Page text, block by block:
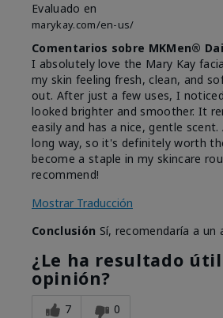
Evaluado en
marykay.com/en-us/
Comentarios sobre MKMen®
I absolutely love the Mary Kay
my skin feeling fresh, clean, and
out. After just a few uses, I
looked brighter and smoother. It
easily and has a nice, gentle
long way, so it's definitely worth
become a staple in my skincare
recommend!
Mostrar Traducción
Conclusión Sí, recomendaría a un
¿Le ha resultado
opinión?
7 0